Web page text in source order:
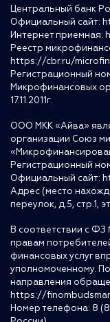
Центральный банк
Официальный сайт:
Интернет приемная:
Реестр
https://cbr.ru/
Регистрационный
Микрофинансовых
17.11.2011г.
ООО МКК «Айва»
организации Союз
Регистрационный
Официальный сайт:
Адрес (место
переулок, д.5, стр.1,
В соответствии с
правам
финансовых услуг
уполномоченному.
направления
https://
Номер телефона: 8